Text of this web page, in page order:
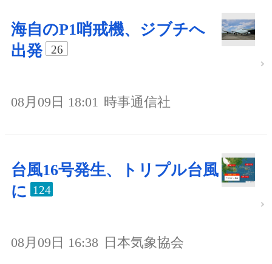
海自のP1哨戒機、ジブチへ
出発
26
08月09日 18:01 時事通信社
台風16号発生、トリプル台風
に 124
08月09日 16:38 日本気象協会